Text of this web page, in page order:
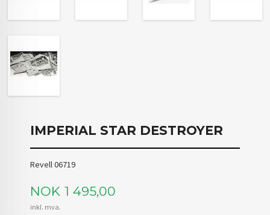
IMPERIAL STAR DESTROYER
Revell 06719
Pris
NOK 1 495,00
inkl. mva.